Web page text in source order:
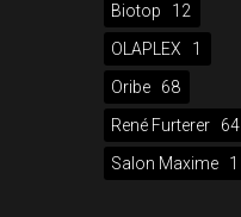
Biotop
12
OLAPLEX
1
Oribe
68
René Furterer
64
Salon Maxime
1